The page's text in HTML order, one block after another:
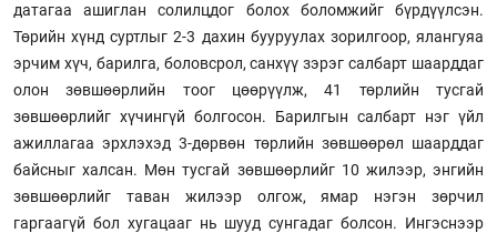
датагаа ашиглан солилцдог болох боломжийг бүрдүүлсэн.
Төрийн хүнд суртлыг 2-3 дахин бууруулах зорилгоор, ялангуяа
эрчим хүч, барилга, боловсрол, санхүү зэрэг салбарт шаарддаг
олон зөвшөөрлийн тоог цөөрүүлж, 41 төрлийн тусгай
зөвшөөрлийг хүчингүй болгосон. Барилгын салбарт нэг үйл
ажиллагаа эрхлэхэд 3-дөрвөн төрлийн зөвшөөрөл шаарддаг
байсныг халсан. Мөн тусгай зөвшөөрлийг 10 жилээр, энгийн
зөвшөөрлийг таван жилээр олгож, ямар нэгэн зөрчил
гаргаагүй бол хугацааг нь шууд сунгадаг болсон. Ингэснээр